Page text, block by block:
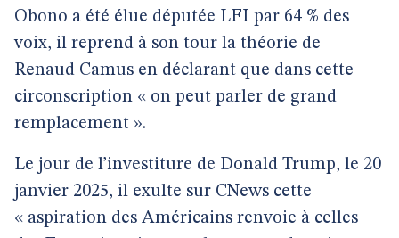
Obono a été élue députée LFI par 64 % des
voix, il reprend à son tour la théorie de
Renaud Camus en déclarant que dans cette
circonscription « on peut parler de grand
remplacement ».
Le jour de l’investiture de Donald Trump, le 20
janvier 2025, il exulte sur CNews cette
« aspiration des Américains renvoie à celles